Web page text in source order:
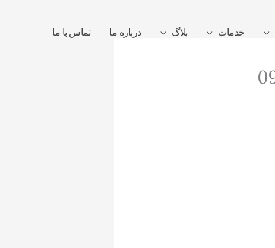
خدمات بلاگ درباره ما تماس با ما